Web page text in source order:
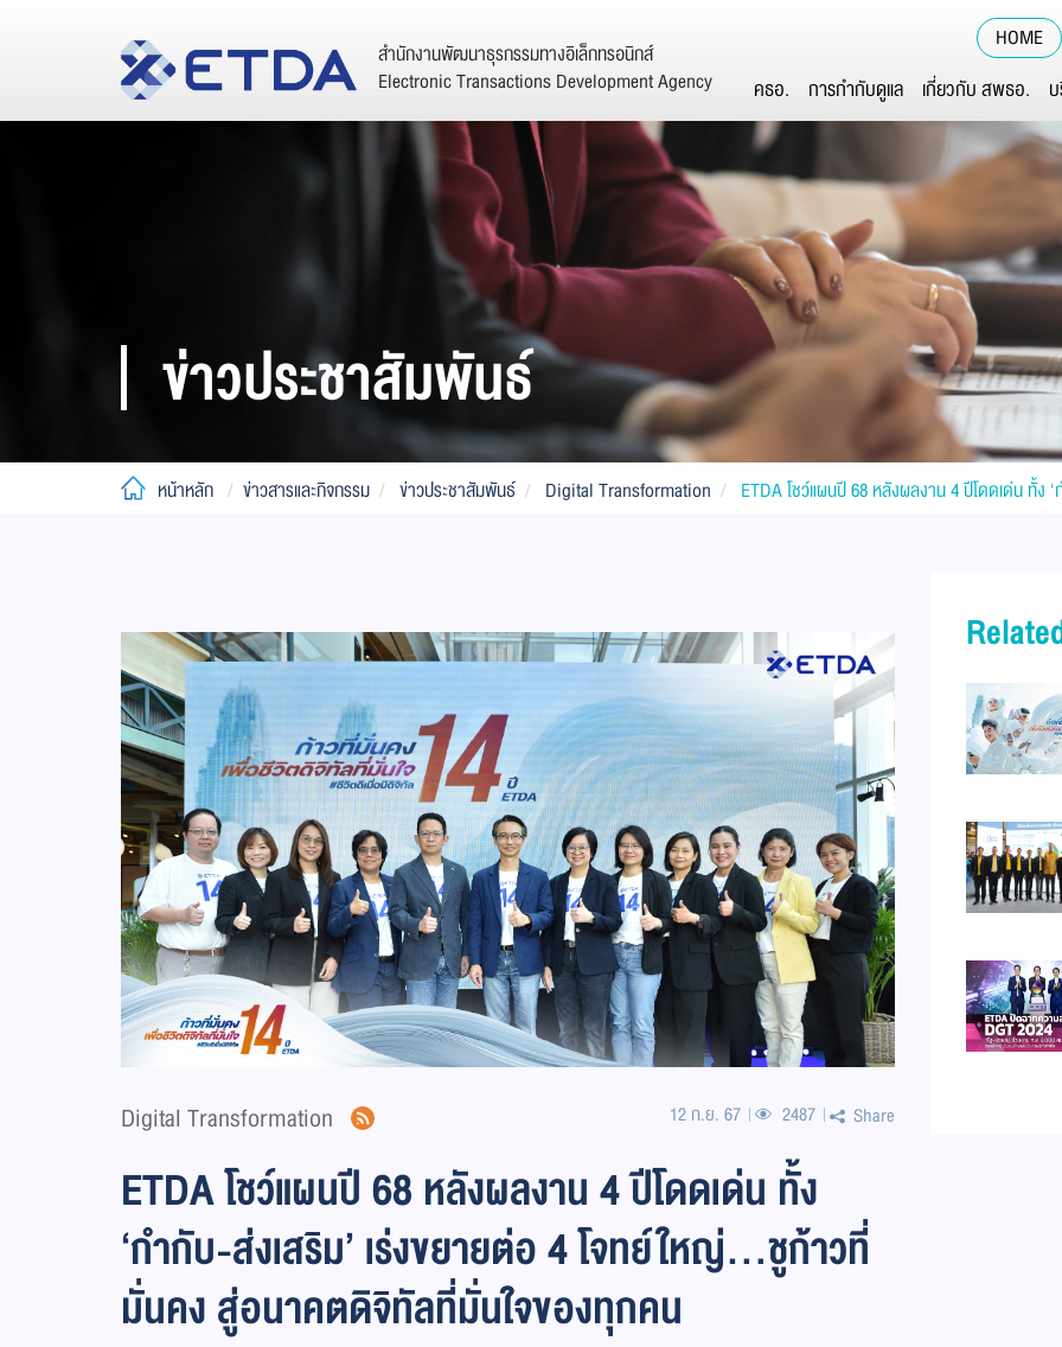
HOME
สำนักงานพัฒนาธุรกรรมทางอิเล็กทรอนิกส์
Electronic Transactions Development Agency
คธอ. การกำกับดูแล เกี่ยวกับ สพธอ.
ข่าวประชาสัมพันธ์
หน้าหลัก ข่าวสารและกิจกรรม ข่าวประชาสัมพันธ์ Digital Transformation ETDA โชว์แผนปี 68 หลังผลงาน 4 ปีโดดเด่น ทั้ง
Digital Transformation 12 ก.ย. 67 2487 Share
ETDA โชว์แผนปี 68 หลังผลงาน 4 ปีโดดเด่น ทั้ง
‘กำกับ-ส่งเสริม’ เร่งขยายต่อ 4 โจทย์ใหญ่…ชูก้าวที่
มั่นคง สู่อนาคตดิจิทัลที่มั่นใจของทุกคน